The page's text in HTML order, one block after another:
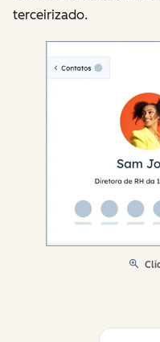
terceirizado.